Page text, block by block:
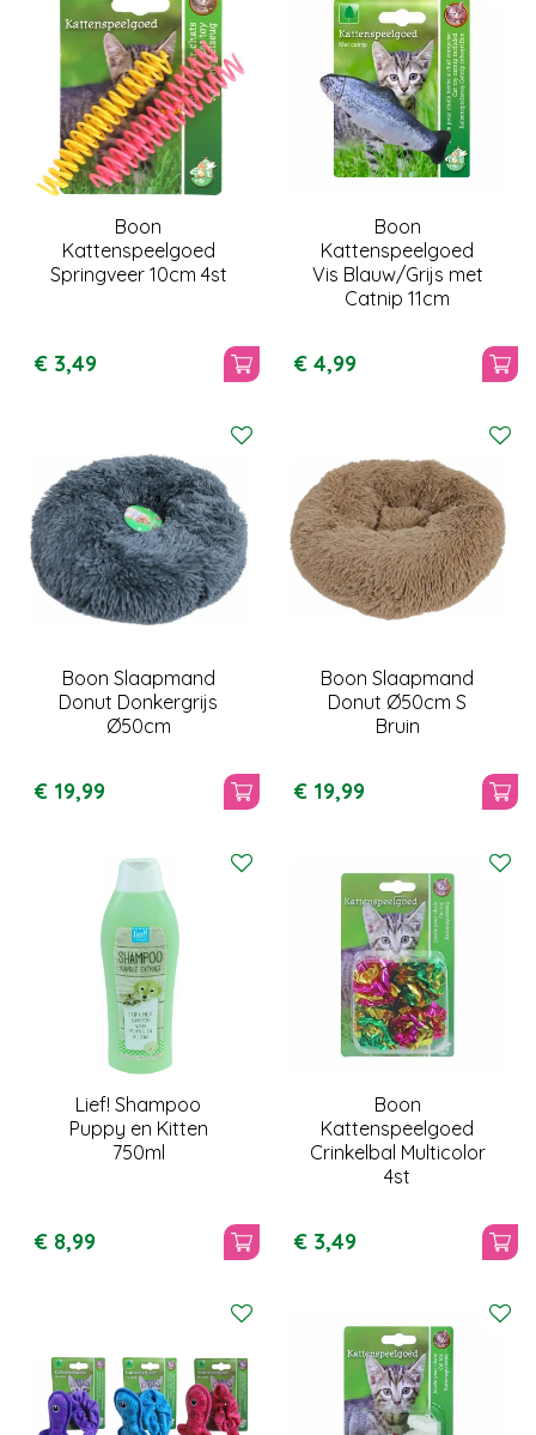
Boon
Kattenspeelgoed
Springveer 10cm 4st
€ 3,49
Boon
Kattenspeelgoed
Vis Blauw/Grijs met
Catnip 11cm
€ 4,99
Boon Slaapmand
Donut Donkergrijs
Ø50cm
€ 19,99
Boon Slaapmand
Donut Ø50cm S
Bruin
€ 19,99
Lief! Shampoo
Puppy en Kitten
750ml
€ 8,99
Boon
Kattenspeelgoed
Crinkelbal Multicolor
4st
€ 3,49